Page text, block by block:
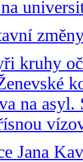
kruhy
na asyl.
Jana